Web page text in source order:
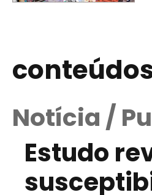
Notícia /
Estudo